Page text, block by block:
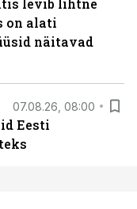
levib lihtne
on alati
näitavad
07.08.26, 08:00
Eesti